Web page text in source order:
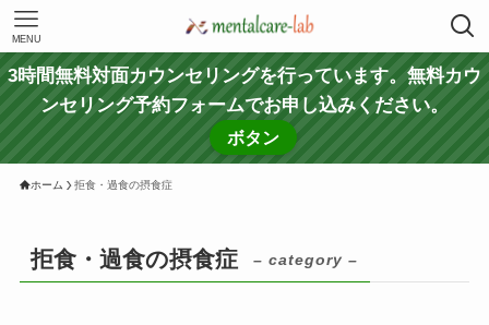
MENU
3時間無料対面カウンセリングを行っています。無料カウ
ンセリング予約フォームでお申し込みください。
ボタン
ホーム 拒食・過食の摂食症
拒食・過食の摂食症 – category –